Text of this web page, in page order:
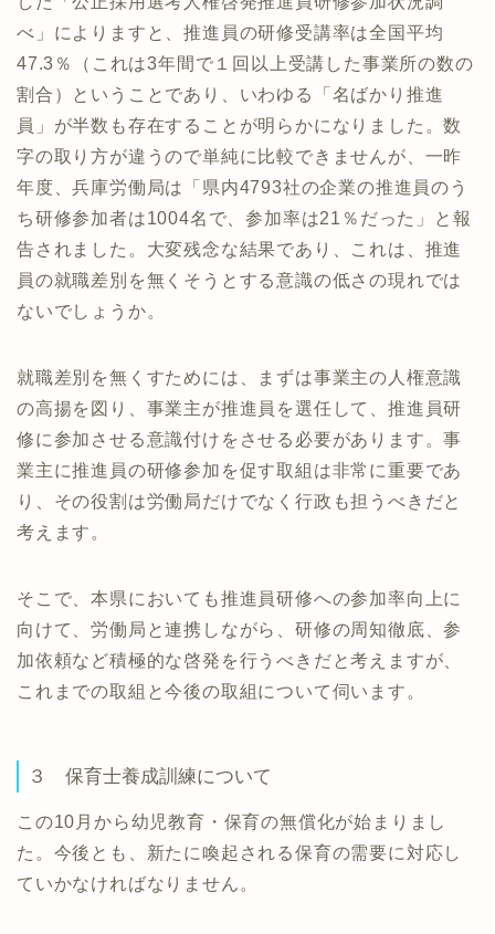
べ」によりますと、推進員の研修受講率は全国平均
47.3％（これは3年間で１回以上受講した事業所の数の
割合）ということであり、いわゆる「名ばかり推進
員」が半数も存在することが明らかになりました。数
字の取り方が違うので単純に比較できませんが、一昨
年度、兵庫労働局は「県内4793社の企業の推進員のう
ち研修参加者は1004名で、参加率は21％だった」と報
告されました。大変残念な結果であり、これは、推進
員の就職差別を無くそうとする意識の低さの現れでは
ないでしょうか。
就職差別を無くすためには、まずは事業主の人権意識
の高揚を図り、事業主が推進員を選任して、推進員研
修に参加させる意識付けをさせる必要があります。事
業主に推進員の研修参加を促す取組は非常に重要であ
り、その役割は労働局だけでなく行政も担うべきだと
考えます。
そこで、本県においても推進員研修への参加率向上に
向けて、労働局と連携しながら、研修の周知徹底、参
加依頼など積極的な啓発を行うべきだと考えますが、
これまでの取組と今後の取組について伺います。
３ 保育士養成訓練について
この10月から幼児教育・保育の無償化が始まりまし
た。今後とも、新たに喚起される保育の需要に対応し
ていかなければなりません。